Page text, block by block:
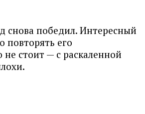
снова победил. Интересный
повторять его
не стоит — с раскаленной